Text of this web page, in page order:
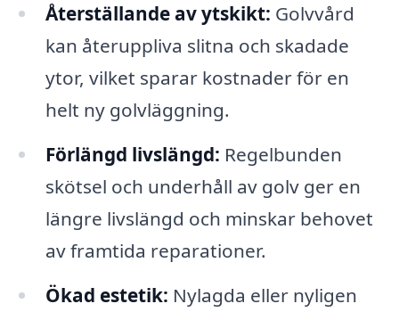
Återställande av ytskikt: Golvvård
kan återuppliva slitna och skadade
ytor, vilket sparar kostnader för en
helt ny golvläggning.
Förlängd livslängd: Regelbunden
skötsel och underhåll av golv ger en
längre livslängd och minskar behovet
av framtida reparationer.
Ökad estetik: Nylagda eller nyligen